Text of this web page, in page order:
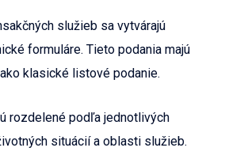
služieb sa vytvárajú
formuláre. Tieto podania majú
klasické listové podanie.
rozdelené podľa jednotlivých
situácií a oblasti služieb.